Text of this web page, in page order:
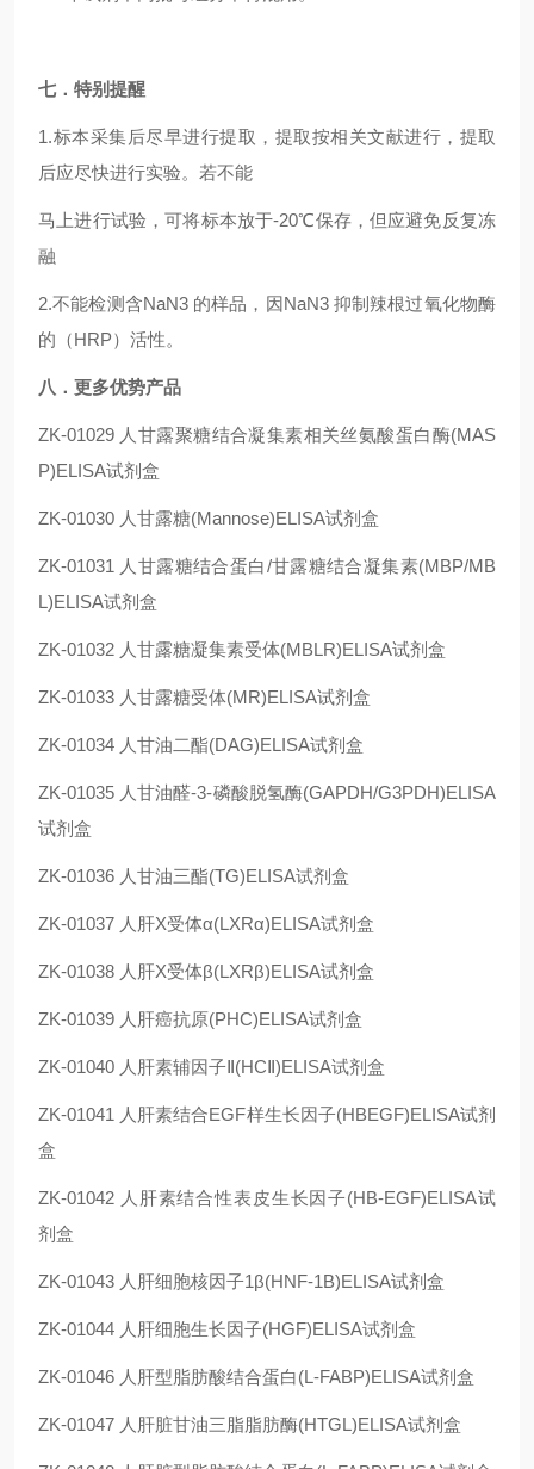
七．特别提醒
1.标本采集后尽早进行提取，提取按相关文献进行，提取
后应尽快进行实验。若不能
马上进行试验，可将标本放于-20℃保存，但应避免反复冻
融
2.不能检测含NaN3 的样品，因NaN3 抑制辣根过氧化物酶
的（HRP）活性。
八．更多优势产品
ZK-01029 人甘露聚糖结合凝集素相关丝氨酸蛋白酶(MAS
P)ELISA试剂盒
ZK-01030 人甘露糖(Mannose)ELISA试剂盒
ZK-01031 人甘露糖结合蛋白/甘露糖结合凝集素(MBP/MB
L)ELISA试剂盒
ZK-01032 人甘露糖凝集素受体(MBLR)ELISA试剂盒
ZK-01033 人甘露糖受体(MR)ELISA试剂盒
ZK-01034 人甘油二酯(DAG)ELISA试剂盒
ZK-01035 人甘油醛-3-磷酸脱氢酶(GAPDH/G3PDH)ELISA
试剂盒
ZK-01036 人甘油三酯(TG)ELISA试剂盒
ZK-01037 人肝X受体α(LXRα)ELISA试剂盒
ZK-01038 人肝X受体β(LXRβ)ELISA试剂盒
ZK-01039 人肝癌抗原(PHC)ELISA试剂盒
ZK-01040 人肝素辅因子Ⅱ(HCⅡ)ELISA试剂盒
ZK-01041 人肝素结合EGF样生长因子(HBEGF)ELISA试剂
盒
ZK-01042 人肝素结合性表皮生长因子(HB-EGF)ELISA试
剂盒
ZK-01043 人肝细胞核因子1β(HNF-1B)ELISA试剂盒
ZK-01044 人肝细胞生长因子(HGF)ELISA试剂盒
ZK-01046 人肝型脂肪酸结合蛋白(L-FABP)ELISA试剂盒
ZK-01047 人肝脏甘油三脂脂肪酶(HTGL)ELISA试剂盒